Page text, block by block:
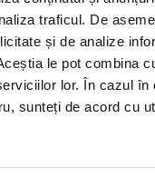
traficul. De
și de analize
le pot combina
lor. În cazul în
sunteți de acord cu